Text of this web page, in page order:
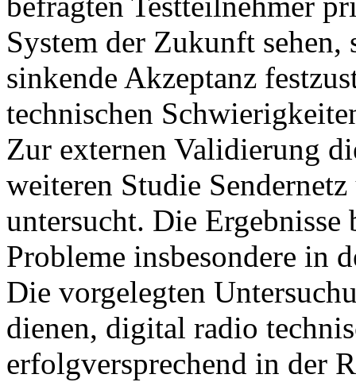
System der Zukunft
sinkende Akzeptanz
technischen
Zur externen Validierung
weiteren Studie
untersucht. Die Ergebnisse
Probleme insbesondere in
Die vorgelegten
dienen, digital radio
erfolgversprechend in der